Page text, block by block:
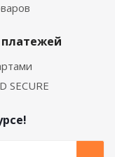
платежей
SECURE